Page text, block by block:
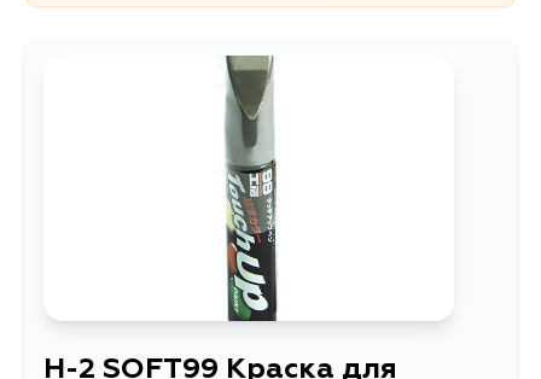
H-2 SOFT99 Краска для